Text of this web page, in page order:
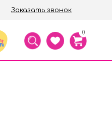
Заказать звонок
0